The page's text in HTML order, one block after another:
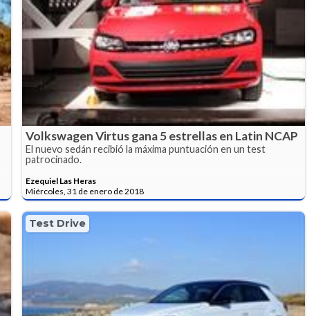
Volkswagen Virtus gana 5 estrellas en Latin NCAP
El nuevo sedán recibió la máxima puntuación en un test
patrocinado.
Ezequiel Las Heras
Miércoles, 31 de enero de 2018
Test Drive